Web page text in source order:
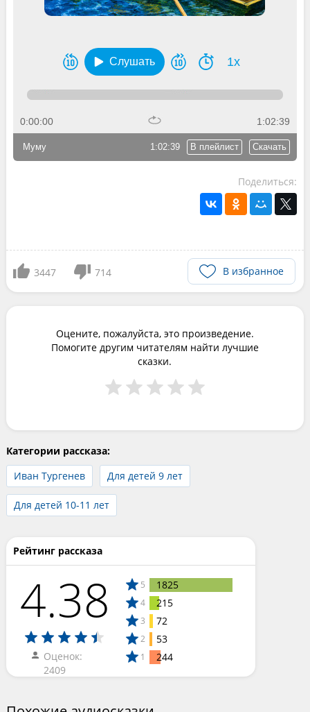
Слушать 1x
0:00:00 1:02:39
1:02:39 В плейлист Скачать
Муму
Поделиться:
3447 714 В избранное
Оцените, пожалуйста, это произведение.
Помогите другим читателям найти лучшие
сказки.
Категории рассказа:
Иван Тургенев
Для детей 9 лет
Для детей 10-11 лет
Рейтинг рассказа
4.38
Оценок:
2409
5 1825
4 215
3 72
2 53
1 244